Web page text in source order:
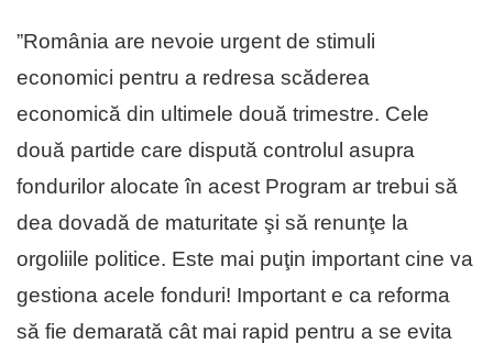
”România are nevoie urgent de stimuli
economici pentru a redresa scăderea
economică din ultimele două trimestre. Cele
două partide care dispută controlul asupra
fondurilor alocate în acest Program ar trebui să
dea dovadă de maturitate şi să renunţe la
orgoliile politice. Este mai puţin important cine va
gestiona acele fonduri! Important e ca reforma
să fie demarată cât mai rapid pentru a se evita